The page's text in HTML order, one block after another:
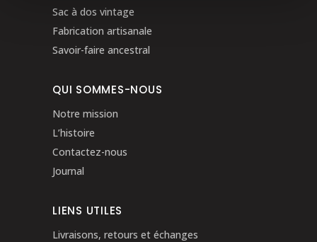
Sac à dos vintage
Fabrication artisanale
Savoir-faire ancestral
QUI SOMMES-NOUS
Notre mission
L’histoire
Contactez-nous
Journal
LIENS UTILES
Livraisons, retours et échanges